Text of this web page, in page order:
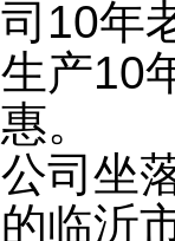
司 10年
生产10
惠。
公司坐
的临沂